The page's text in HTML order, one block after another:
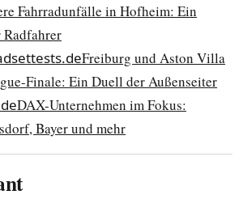
Fahrradunfälle in Hofheim: Ein
Freiburg und Aston Villa
Finale: Ein Duell der Außenseiter
DAX-Unternehmen im Fokus:
Bayer und mehr